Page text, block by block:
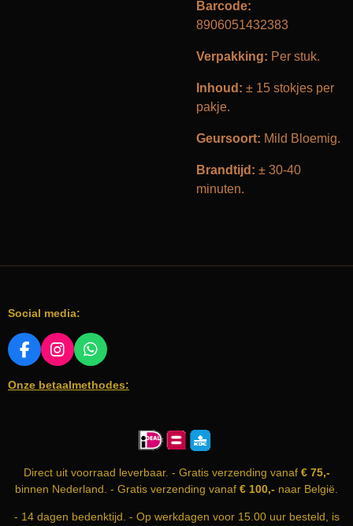
Barcode:
8906051432383
Verpakking: Per stuk.
Inhoud: ± 15 stokjes per
pakje.
Geursoort: Mild Bloemig.
Brandtijd: ± 30-40
minuten.
Social media:
F
C
I
S
M
W
A
Onze betaalmethodes:
Direct uit voorraad leverbaar. - Gratis verzending vanaf€ 75,-
binnen Nederland. - Gratis verzending vanaf € 100,- naar België.
- 14 dagen bedenktijd. - Op werkdagen voor 15.00 uur besteld, is